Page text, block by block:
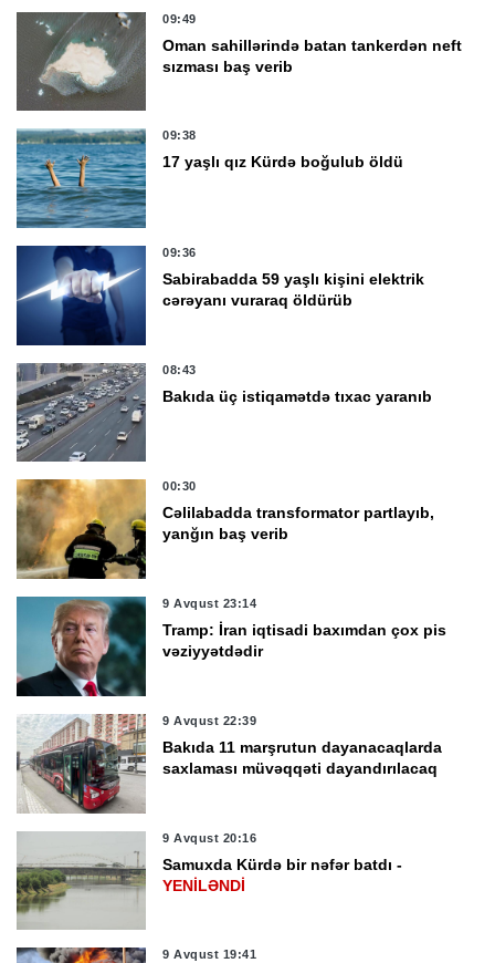
09:49
Oman sahillərində batan tankerdən neft
sızması baş verib
09:38
17 yaşlı qız Kürdə boğulub öldü
09:36
Sabirabadda 59 yaşlı kişini elektrik
cərəyanı vuraraq öldürüb
08:43
Bakıda üç istiqamətdə tıxac yaranıb
00:30
Cəlilabadda transformator partlayıb,
yanğın baş verib
9 Avqust 23:14
Tramp: İran iqtisadi baxımdan çox pis
vəziyyətdədir
9 Avqust 22:39
Bakıda 11 marşrutun dayanacaqlarda
saxlaması müvəqqəti dayandırılacaq
9 Avqust 20:16
Samuxda Kürdə bir nəfər batdı -
YENİLƏNDİ
9 Avqust 19:41